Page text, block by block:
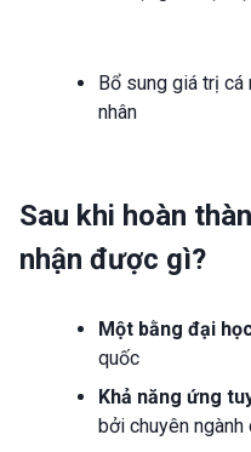
Bổ sung giá trị cá
nhân
Sau khi hoàn
nhận được gì?
Một bằng đại
quốc
Khả năng ứng
bởi chuyên ngành